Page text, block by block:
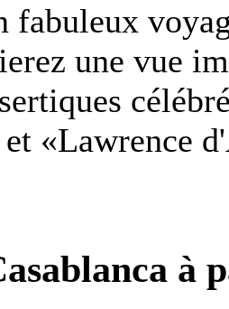
fabuleux
une vue
«Lawrence
à